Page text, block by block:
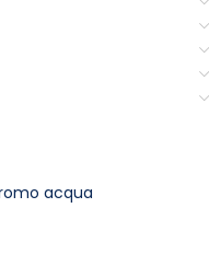
acqua